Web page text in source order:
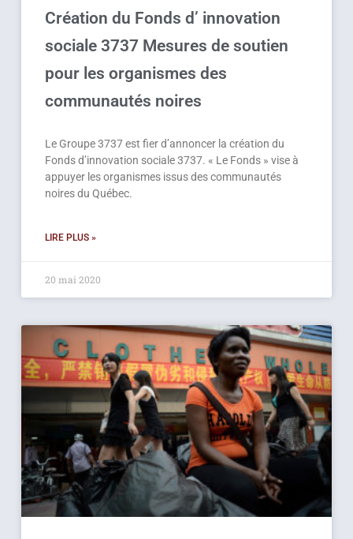
Création du Fonds d’ innovation
sociale 3737 Mesures de soutien
pour les organismes des
communautés noires
Le Groupe 3737 est fier d’annoncer la création du
Fonds d’innovation sociale 3737. « Le Fonds » vise à
appuyer les organismes issus des communautés
noires du Québec.
LIRE PLUS »
20 mai 2020